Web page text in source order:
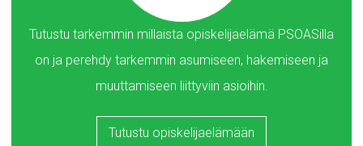
Tutustu tarkemmin millaista opiskelijaelämä PSOASilla
on ja perehdy tarkemmin asumiseen, hakemiseen ja
muuttamiseen liittyviin asioihin.
Tutustu opiskelijaelämään